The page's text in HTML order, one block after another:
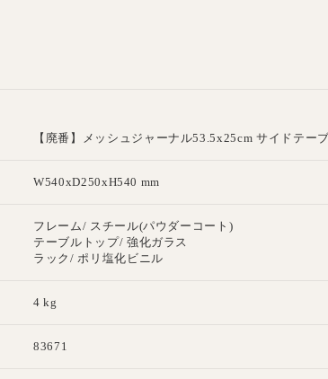
【廃番】メッシュジャーナル53.5x25cm サイドテー
W540xD250xH540 mm
フレーム/ スチール(パウダーコート)
テーブルトップ/ 強化ガラス
ラック/ ポリ塩化ビニル
4 kg
83671